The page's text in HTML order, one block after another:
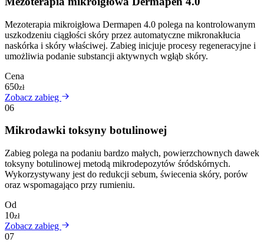
Mezoterapia mikroigłowa Dermapen 4.0 polega na kontrolowanym
uszkodzeniu ciągłości skóry przez automatyczne mikronakłucia
naskórka i skóry właściwej. Zabieg inicjuje procesy regeneracyjne i
umożliwia podanie substancji aktywnych wgłąb skóry.
Cena
650zł
Zobacz zabieg
06
Mikrodawki toksyny botulinowej
Zabieg polega na podaniu bardzo małych, powierzchownych dawek
toksyny botulinowej metodą mikrodepozytów śródskórnych.
Wykorzystywany jest do redukcji sebum, świecenia skóry, porów
oraz wspomagająco przy rumieniu.
Od
10zł
Zobacz zabieg
07